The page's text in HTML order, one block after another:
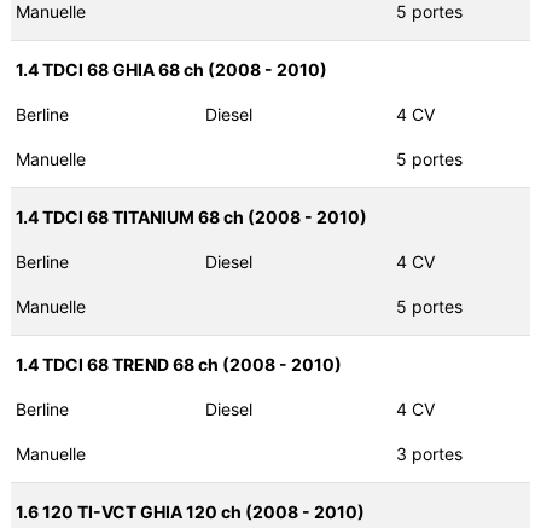
Manuelle 5 portes
1.4 TDCI 68 GHIA 68 ch (2008 - 2010)
Berline Diesel 4 CV
Manuelle 5 portes
1.4 TDCI 68 TITANIUM 68 ch (2008 - 2010)
Berline Diesel 4 CV
Manuelle 5 portes
1.4 TDCI 68 TREND 68 ch (2008 - 2010)
Berline Diesel 4 CV
Manuelle 3 portes
1.6 120 TI-VCT GHIA 120 ch (2008 - 2010)